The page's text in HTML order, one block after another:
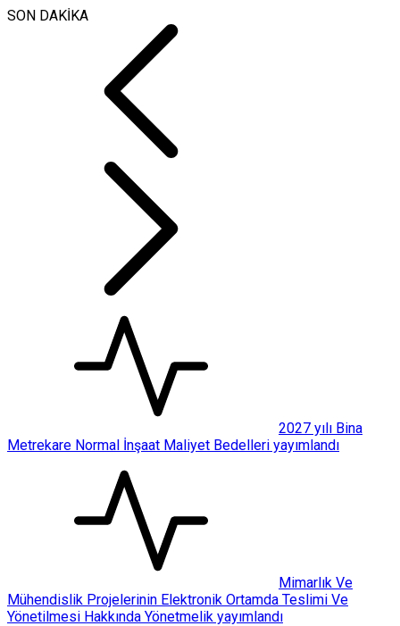
SON DAKİKA
2027 yılı Bina
Metrekare Normal İnşaat Maliyet Bedelleri yayımlandı
Mimarlık Ve
Mühendislik Projelerinin Elektronik Ortamda Teslimi Ve
Yönetilmesi Hakkında Yönetmelik yayımlandı